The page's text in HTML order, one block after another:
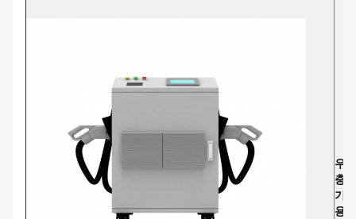
우
충
기
용